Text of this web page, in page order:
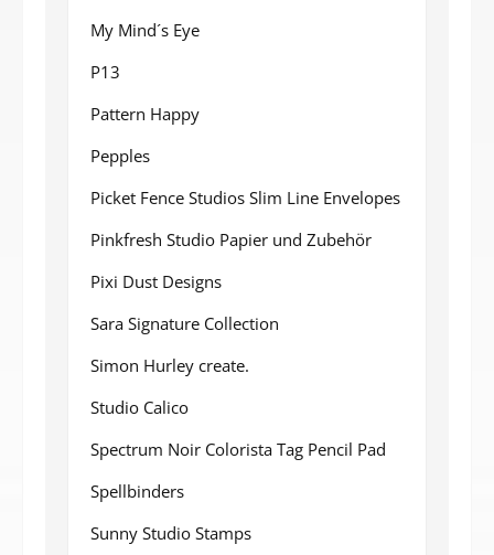
My Mind´s Eye
P13
Pattern Happy
Pepples
Picket Fence Studios Slim Line Envelopes
Pinkfresh Studio Papier und Zubehör
Pixi Dust Designs
Sara Signature Collection
Simon Hurley create.
Studio Calico
Spectrum Noir Colorista Tag Pencil Pad
Spellbinders
Sunny Studio Stamps